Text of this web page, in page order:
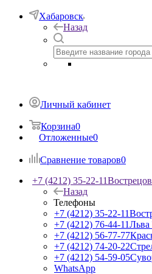
Хабаровск
Назад
Личный кабинет
Корзина0
Отложенные0
Сравнение товаров0
+7 (4212) 35-22-11
Назад
Телефоны
+7 (4212) 35-22-11
+7 (4212) 76-44-11Льва
+7 (4212) 56-77-77
+7 (4212) 74-20-22
+7 (4212) 54-59-05
WhatsApp